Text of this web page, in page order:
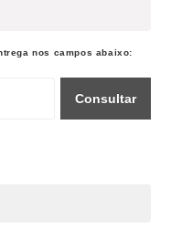
nos campos abaixo:
Consultar